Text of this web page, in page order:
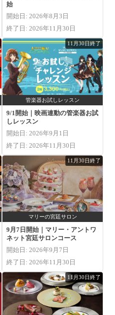
始
開始日: 2026年8月3日
終了日: 2026年11月30日
11月30日終了
管楽器お試しレッスン
9/1開始｜映画連動の管楽器お試
しレッスン
開始日: 2026年9月1日
終了日: 2026年11月30日
11月30日終了
マリーの宮廷サロン
9月7日開始｜マリー・アントワ
ネット宮廷サロンコース
開始日: 2026年9月7日
終了日: 2026年11月30日
11月30日終了